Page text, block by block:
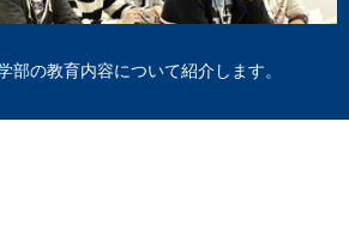
部の教育内容について紹介します。